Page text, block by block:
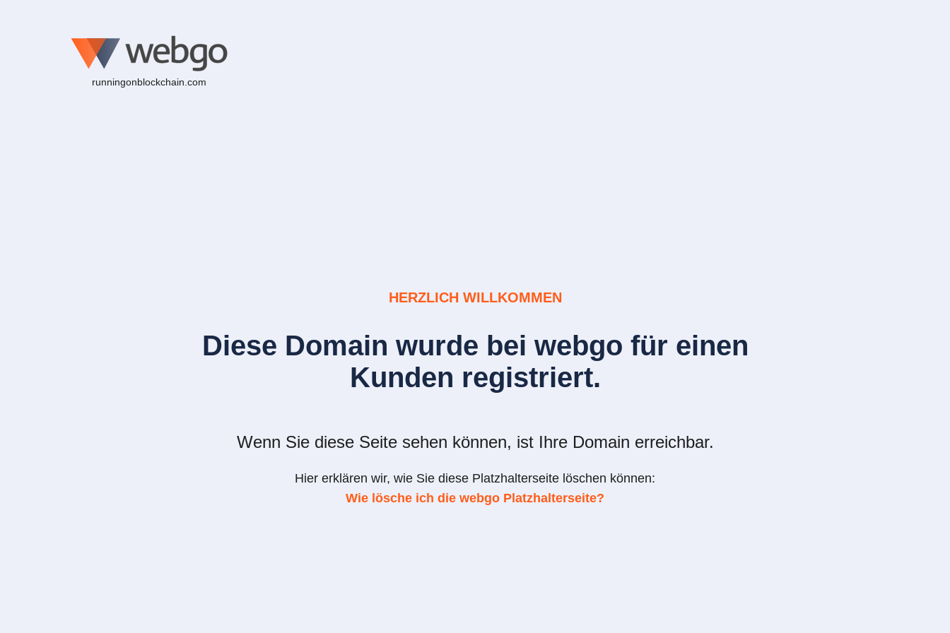
runningonblockchain.com
HERZLICH WILLKOMMEN
Diese Domain wurde bei webgo für einen
Kunden registriert.
Wenn Sie diese Seite sehen können, ist Ihre Domain erreichbar.
Hier erklären wir, wie Sie diese Platzhalterseite löschen können:
Wie lösche ich die webgo Platzhalterseite?